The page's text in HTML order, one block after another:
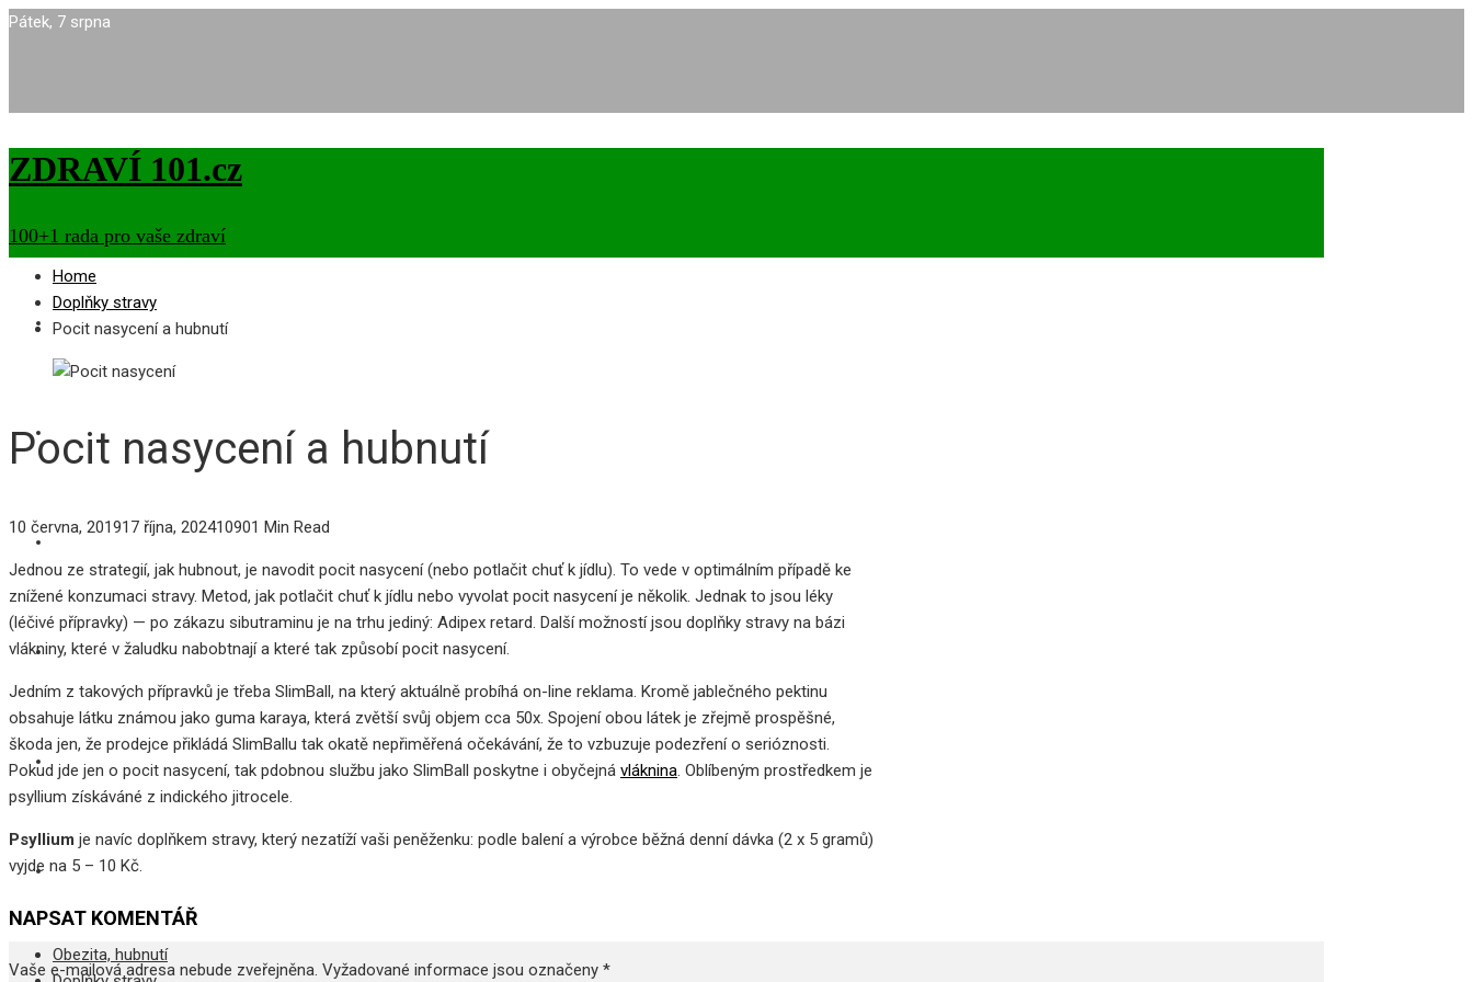
Pátek, 7 srpna
ZDRAVÍ 101.cz
100+1 rada pro vaše zdraví
OBEZITA, HUBNUTÍ
DOPLŇKY STRAVY
VÝŽIVA
ZPRÁVY
CVIČENÍ
Obezita, hubnutí
Home
Doplňky stravy
Pocit nasycení a hubnutí
Pocit nasycení a hubnutí
10 června, 201917 října, 202410901 Min Read
Jednou ze strategií, jak hubnout, je navodit pocit nasycení (nebo potlačit chuť k jídlu). To vede v optimálním případě ke
znížené konzumaci stravy. Metod, jak potlačit chuť k jídlu nebo vyvolat pocit nasycení je několik. Jednak to jsou léky
(léčivé přípravky) — po zákazu sibutraminu je na trhu jediný: Adipex retard. Další možností jsou doplňky stravy na bázi
vlákniny, které v žaludku nabobtnají a které tak způsobí pocit nasycení.
Jedním z takových přípravků je třeba SlimBall, na který aktuálně probíhá on-line reklama. Kromě jablečného pektinu
obsahuje látku známou jako guma karaya, která zvětší svůj objem cca 50x. Spojení obou látek je zřejmě prospěšné,
škoda jen, že prodejce přikládá SlimBallu tak okatě nepřiměřená očekávání, že to vzbuzuje podezření o serióznosti.
Pokud jde jen o pocit nasycení, tak pdobnou službu jako SlimBall poskytne i obyčejná vláknina. Oblíbeným prostředkem je
psyllium získáváné z indického jitrocele.
Psyllium je navíc doplňkem stravy, který nezatíží vaši peněženku: podle balení a výrobce běžná denní dávka (2 x 5 gramů)
vyjde na 5 – 10 Kč.
NAPSAT KOMENTÁŘ
Vaše e-mailová adresa nebude zveřejněna. Vyžadované informace jsou označeny *